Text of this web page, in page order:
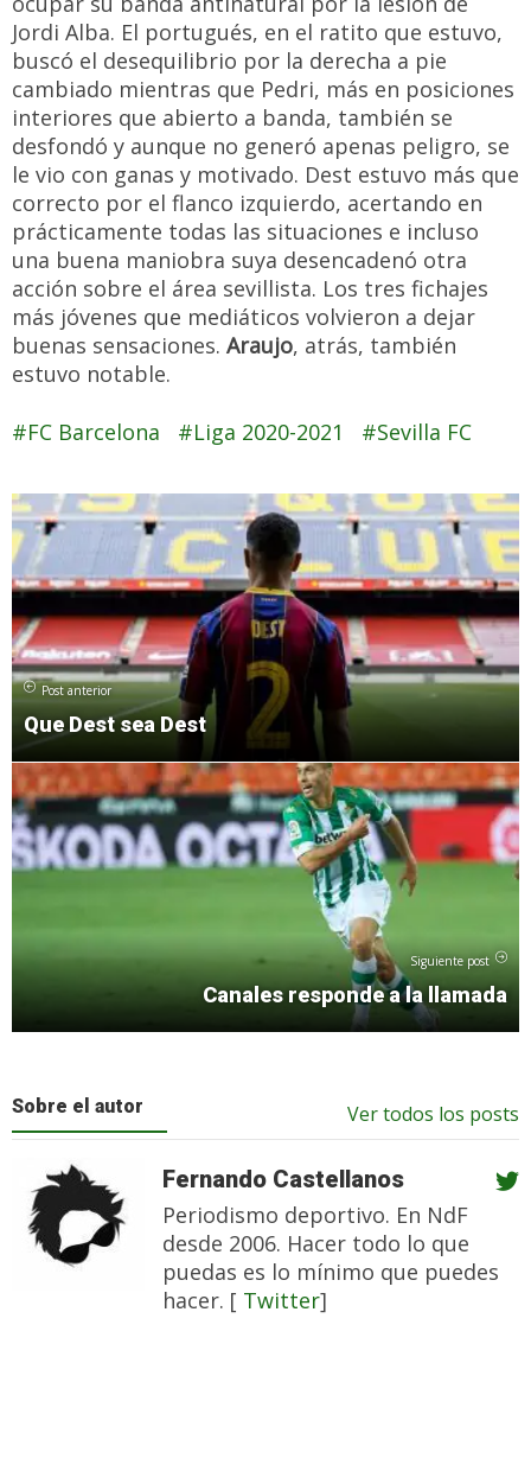
Jordi Alba. El portugués, en el ratito que estuvo,
buscó el desequilibrio por la derecha a pie
cambiado mientras que Pedri, más en posiciones
interiores que abierto a banda, también se
desfondó y aunque no generó apenas peligro, se
le vio con ganas y motivado. Dest estuvo más que
correcto por el flanco izquierdo, acertando en
prácticamente todas las situaciones e incluso
una buena maniobra suya desencadenó otra
acción sobre el área sevillista. Los tres fichajes
más jóvenes que mediáticos volvieron a dejar
buenas sensaciones. Araujo, atrás, también
estuvo notable.
FC Barcelona Liga 2020-2021 Sevilla FC
Post anterior
Que Dest sea Dest
Siguiente post
Canales responde a la llamada
Sobre el autor Ver todos los posts
Fernando Castellanos
Periodismo deportivo. En NdF
desde 2006. Hacer todo lo que
puedas es lo mínimo que puedes
hacer. [ Twitter]